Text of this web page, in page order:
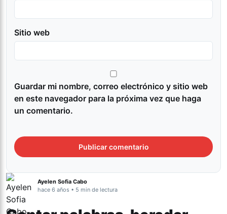
Sitio web
Guardar mi nombre, correo electrónico y sitio web
en este navegador para la próxima vez que haga
un comentario.
Ayelen Sofia Cabo
hace 6 años • 5 min de lectura